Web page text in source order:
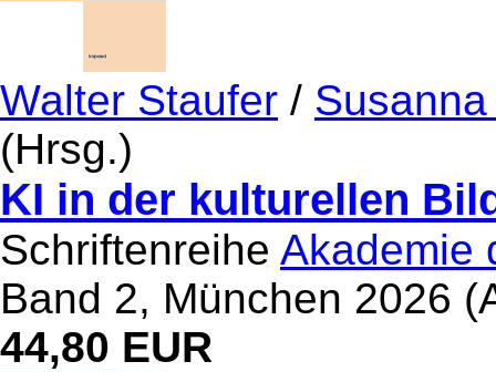
Walter Staufer /
(Hrsg.)
KI in der kulturellen
Schriftenreihe Akademie
Band 2, München 2026
44,80 EUR